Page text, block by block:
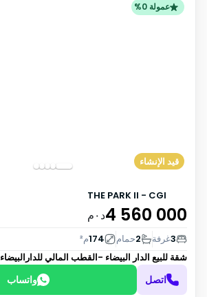
عمولة 0%
قيد الإنشاء
THE PARK II - CGI
4 560 000د٠م
3غرفة 2حمام 174م²
شقة للبيع الدار البيضاء -القطب المالي للدارالبيضاء
اتصل واتساب